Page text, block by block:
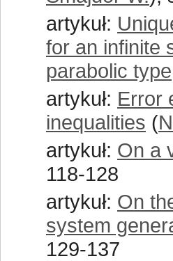
artykuł:
for an infinite
parabolic type
artykuł: Error
inequalities (
artykuł: On a
118-128
artykuł: On
system
129-137